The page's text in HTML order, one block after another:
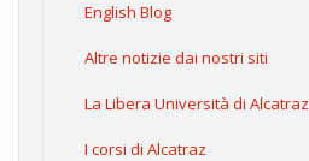
English Blog
Altre notizie dai nostri siti
La Libera Università di Alcatraz
I corsi di Alcatraz